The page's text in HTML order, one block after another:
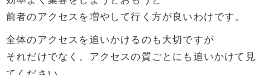
前者のアクセスを増やして行く方が良いわけです。
全体のアクセスを追いかけるのも大切ですが
それだけでなく、アクセスの質ごとにも追いかけて見